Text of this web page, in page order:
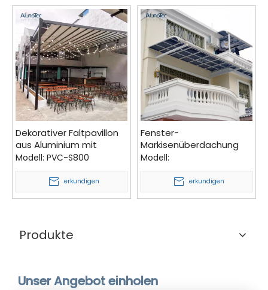
Dekorativer Faltpavillon
aus Aluminium mit
ausfahrbarem Dach für
Schwimmbad
Modell: PVC-S800
erkundigen
Fenster-
Markisenüberdachung
aus Polycarbonat zum
Fabrikpreis
Modell:
erkundigen
Produkte
Unser Angebot einholen